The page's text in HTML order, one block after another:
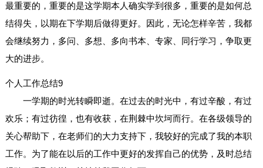
最重要的，重要的是这学期本人确实学到很多，重要的是如何总
结得失，以期在下学期后做得更好。因此，无论怎样辛苦，我都
会继续努力，多问、多想、多向书本、专家、同行学习，争取更
大的进步。
个人工作总结9
一学期的时光转瞬即逝。在过去的时光中，有过辛酸，有过
欢乐；有过彷徨，也有收获，在荆棘中坎坷而行。在各级领导的
关心帮助下，在老师们的大力支持下，我较好的完成了我的本职
工作。为了能在以后的工作中更好的发挥自己的优势，及时总结